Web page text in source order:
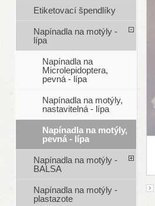
Etiketovací špendlíky
Napínadla na motýly -
lípa
Napínadla na
Microlepidoptera,
pevná - lípa
Napínadla na motýly,
nastavitelná - lípa
Napínadla na motýly,
pevná - lípa
Napínadla na motýly -
BALSA
Napínadla na motýly -
plastazote